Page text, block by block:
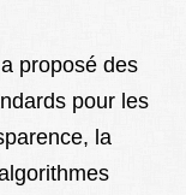
proposé des
pour les
la